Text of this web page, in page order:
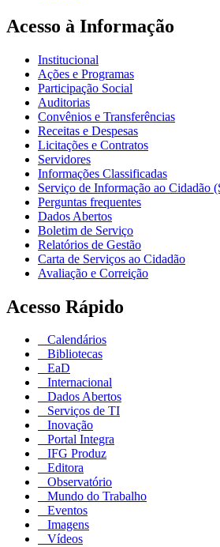
Acesso à Informação
Institucional
Ações e Programas
Participação Social
Auditorias
Convênios e Transferências
Receitas e Despesas
Licitações e Contratos
Servidores
Informações Classificadas
Serviço de Informação ao Cidadão
Perguntas frequentes
Dados Abertos
Boletim de Serviço
Relatórios de Gestão
Carta de Serviços ao Cidadão
Avaliação e Correição
Acesso Rápido
Calendários
Bibliotecas
EaD
Internacional
Dados Abertos
Serviços de TI
Inovação
Portal Integra
IFG Produz
Editora
Observatório
Mundo do Trabalho
Eventos
Imagens
Vídeos